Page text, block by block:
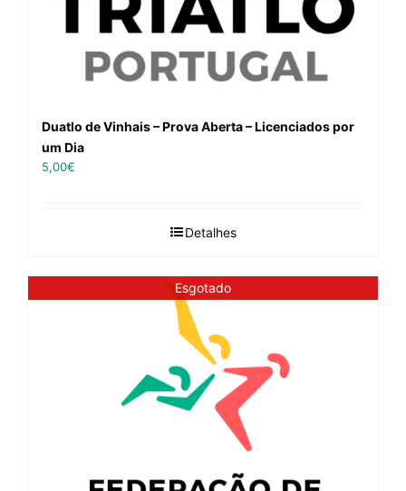
Duatlo de Vinhais – Prova Aberta – Licenciados por
um Dia
5,00€
Detalhes
Esgotado